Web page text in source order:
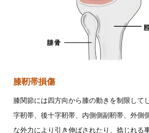
膝靭帯損傷
膝関節には四方向から膝の動きを制限して
字靭帯、後十字靭帯、内側側副靭帯、外側
な外力により引き伸ばされたり、捻じれる